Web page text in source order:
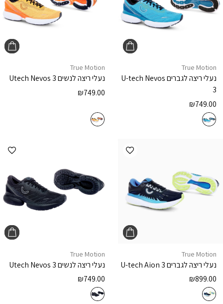
True Motion
נעלי ריצה לגבריםU-tech Nevos
3
₪749.00
True Motion
נעלי ריצה לנשיםUtech Nevos 3
₪749.00
הוספה למועדפים
True Motion
נעלי ריצה לגבריםU-tech Aion 3
₪899.00
True Motion
נעלי ריצה לנשיםUtech Nevos 3
₪749.00